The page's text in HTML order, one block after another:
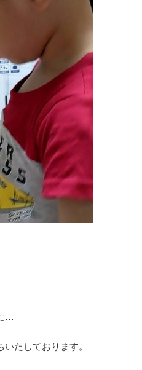
…
たしております。